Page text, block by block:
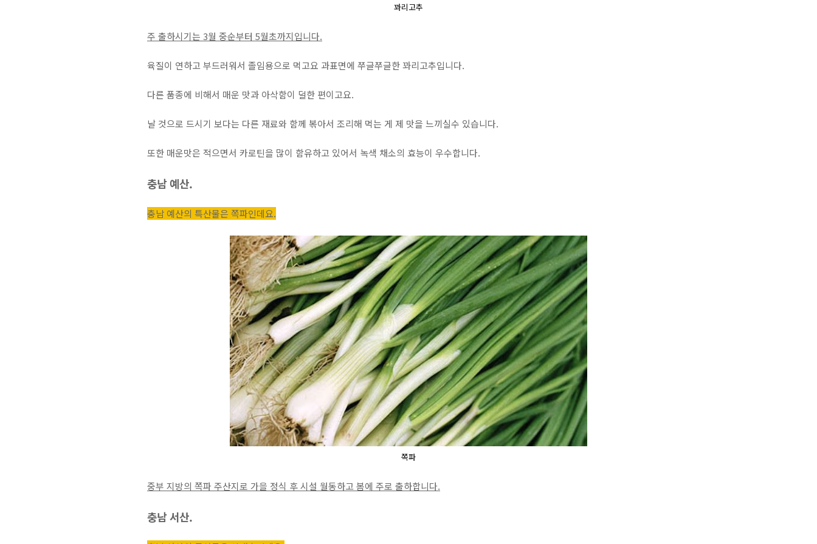
꽈리고추
주 출하시기는 3월 중순부터 5월초까지입니다.
육질이 연하고 부드러워서 졸임용으로 먹고요 과표면에 쭈글쭈글한 꽈리고추입니다.
다른 품종에 비해서 매운 맛과 아삭함이 덜한 편이고요.
날 것으로 드시기 보다는 다른 재료와 함께 볶아서 조리해 먹는 게 제 맛을 느끼실수 있습니다.
또한 매운맛은 적으면서 카로틴을 많이 함유하고 있어서 녹색 채소의 효능이 우수합니다.
충남 예산.
충남 예산의 특산물은 쪽파인데요.
쪽파
중부 지방의 쪽파 주산지로 가을 정식 후 시설 월동하고 봄에 주로 출하합니다.
충남 서산.